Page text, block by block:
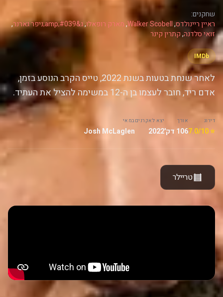
שחקנים:
ראיין ריינולדס,
Walker Scobell
,מארק רופאלו,ג&amp;#039;ניפר גארנר
,
זואי סלדנה,קתרין קינר
IMDb
לאחר שנחת בטעות בשנת 2022, טייס הקרב הנוסע בזמן,
אדם ריד, חובר לעצמו בן ה-12 במשימה להציל את העתיד.
דירוג
⭐ 7.0/10
אורך
106 דק'
יצא לאקרנים
2022
במאי
Josh McLaglen
טריילר